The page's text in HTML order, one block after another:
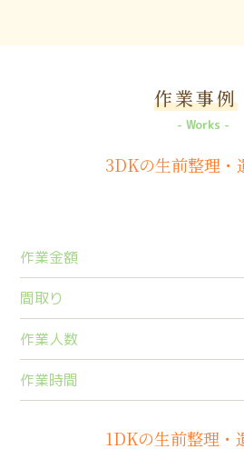
作業事例
Works
3DKの生前整理・
作業金額
間取り
作業人数
作業時間
1DKの生前整理・